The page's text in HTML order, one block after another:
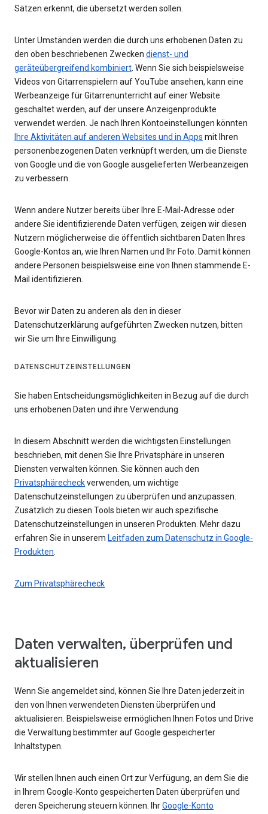
Sätzen erkennt, die übersetzt werden sollen.
Unter Umständen werden die durch uns erhobenen Daten zu
den oben beschriebenen Zwecken dienst- und
geräteübergreifend kombiniert . Wenn Sie sich beispielsweise
Videos von Gitarrenspielern auf YouTube ansehen, kann eine
Werbeanzeige für Gitarrenunterricht auf einer Website
geschaltet werden, auf der unsere Anzeigenprodukte
verwendet werden. Je nach Ihren Kontoeinstellungen könnten
Ihre Aktivitäten auf anderen Websites und in Apps mit Ihren
personenbezogenen Daten verknüpft werden, um die Dienste
von Google und die von Google ausgelieferten Werbeanzeigen
zu verbessern.
Wenn andere Nutzer bereits über Ihre E-Mail-Adresse oder
andere Sie identifizierende Daten verfügen, zeigen wir diesen
Nutzern möglicherweise die öffentlich sichtbaren Daten Ihres
Google-Kontos an, wie Ihren Namen und Ihr Foto. Damit können
andere Personen beispielsweise eine von Ihnen stammende E-
Mail identifizieren.
Bevor wir Daten zu anderen als den in dieser
Datenschutzerklärung aufgeführten Zwecken nutzen, bitten
wir Sie um Ihre Einwilligung.
DATENSCHUTZEINSTELLUNGEN
Sie haben Entscheidungsmöglichkeiten in Bezug auf die durch
uns erhobenen Daten und ihre Verwendung
In diesem Abschnitt werden die wichtigsten Einstellungen
beschrieben, mit denen Sie Ihre Privatsphäre in unseren
Diensten verwalten können. Sie können auch den
Privatsphärecheckverwenden, um wichtige
Datenschutzeinstellungen zu überprüfen und anzupassen.
Zusätzlich zu diesen Tools bieten wir auch spezifische
Datenschutzeinstellungen in unseren Produkten. Mehr dazu
erfahren Sie in unserem Leitfaden zum Datenschutz in Google-
Produkten
Zum Privatsphärecheck
Daten verwalten, überprüfen und
aktualisieren
Wenn Sie angemeldet sind, können Sie Ihre Daten jederzeit in
den von Ihnen verwendeten Diensten überprüfen und
aktualisieren. Beispielsweise ermöglichen Ihnen Fotos und Drive
die Verwaltung bestimmter auf Google gespeicherter
Inhaltstypen.
Wir stellen Ihnen auch einen Ort zur Verfügung, an dem Sie die
in Ihrem Google-Konto gespeicherten Daten überprüfen und
deren Speicherung steuern können. IhrGoogle-Konto